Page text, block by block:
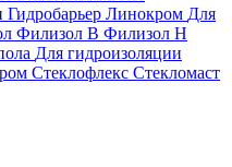
Гидробарьер Линокром Для
Филизол В Филизол Н
Для гидроизоляции
Стеклофлекс Стекломаст